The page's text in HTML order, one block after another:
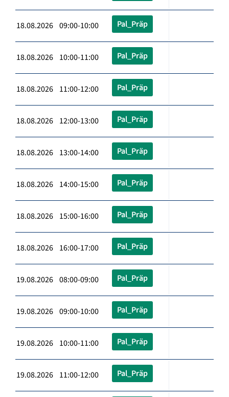
18.08.2026 09:00-10:00 Pal_Präp
18.08.2026 10:00-11:00 Pal_Präp
18.08.2026 11:00-12:00 Pal_Präp
18.08.2026 12:00-13:00 Pal_Präp
18.08.2026 13:00-14:00 Pal_Präp
18.08.2026 14:00-15:00 Pal_Präp
18.08.2026 15:00-16:00 Pal_Präp
18.08.2026 16:00-17:00 Pal_Präp
19.08.2026 08:00-09:00 Pal_Präp
19.08.2026 09:00-10:00 Pal_Präp
19.08.2026 10:00-11:00 Pal_Präp
19.08.2026 11:00-12:00 Pal_Präp